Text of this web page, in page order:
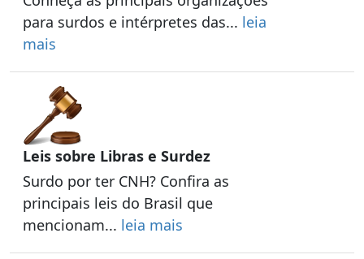
para surdos e intérpretes das... leia
mais
Leis sobre Libras e Surdez
Surdo por ter CNH? Confira as
principais leis do Brasil que
mencionam... leia mais